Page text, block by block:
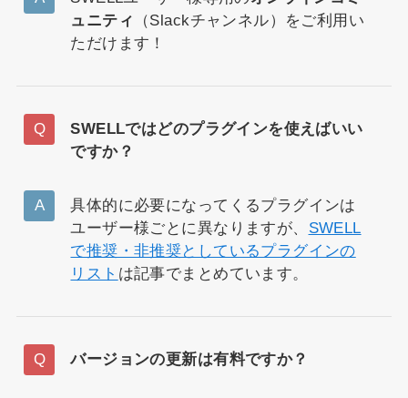
ュニティ
（Slackチャンネル）をご利用い
ただけます！
SWELLではどのプラグインを使えばいい
ですか？
具体的に必要になってくるプラグインは
ユーザー様ごとに異なりますが、 SWELL
で推奨・非推奨としているプラグインの
リスト は記事でまとめています。
バージョンの更新は有料ですか？